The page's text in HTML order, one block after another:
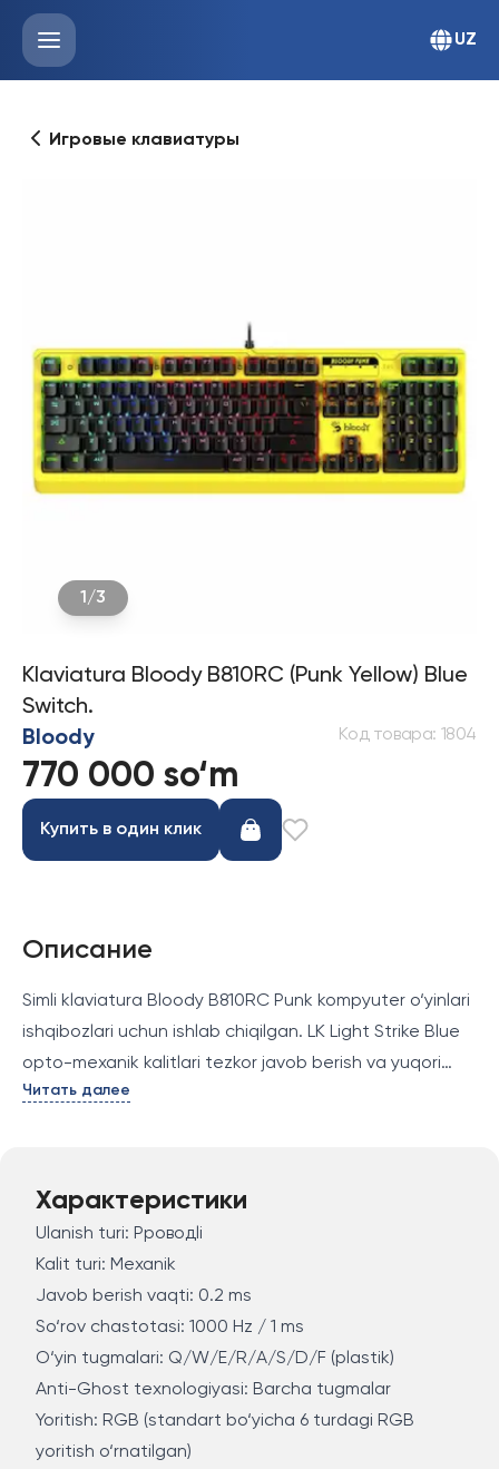
UZ
Игровые клавиатуры
1 /3
Klaviatura Bloody B810RC (Punk Yellow) Blue
Switch.
Bloody
Код товара: 1804
770 000 so‘m
Купить в один клик
Описание
Simli klaviatura Bloody B810RC Punk kompyuter o‘yinlari
ishqibozlari uchun ishlab chiqilgan. LK Light Strike Blue
opto-mexanik kalitlari tezkor javob berish va yuqori
aniqlikni ta’minlaydi. Ushbu kalitlarning afzalliklaridan
joylashuvi va yorqin yorug‘lik effektlarini yaratadigan
ko‘p rangli yoritish bilan ajralib turadi. Bloody B810RC
Читать далее
Характеристики
Ulanish turi: Pроводli
Kalit turi: Mexanik
Javob berish vaqti: 0.2 ms
So‘rov chastotasi: 1000 Hz / 1 ms
O‘yin tugmalari: Q/W/E/R/A/S/D/F (plastik)
Anti-Ghost texnologiyasi: Barcha tugmalar
Yoritish: RGB (standart bo‘yicha 6 turdagi RGB
yoritish o‘rnatilgan)